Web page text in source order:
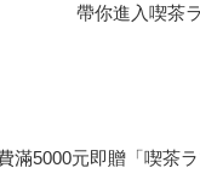
滿5000元即贈「喫茶